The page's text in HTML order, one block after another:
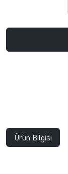
Ürün Bilgisi